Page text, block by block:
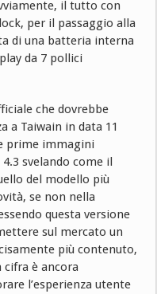
il tutto con
per il passaggio alla
di una batteria interna
da 7 pollici
che dovrebbe
a Taiwain in data 11
prime immagini
svelando come il
del modello più
se non nella
questa versione
sul mercato un
più contenuto,
cifra è ancora
l’esperienza utente